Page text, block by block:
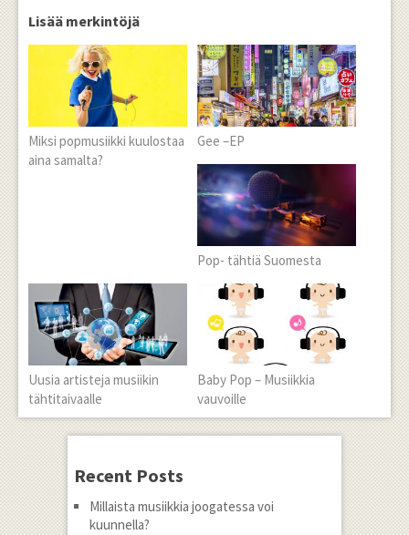
Lisää merkintöjä
Miksi popmusiikki kuulostaa
aina samalta?
Gee –EP
Pop- tähtiä Suomesta
Uusia artisteja musiikin
tähtitaivaalle
Baby Pop – Musiikkia
vauvoille
Recent Posts
Millaista musiikkia joogatessa voi
kuunnella?